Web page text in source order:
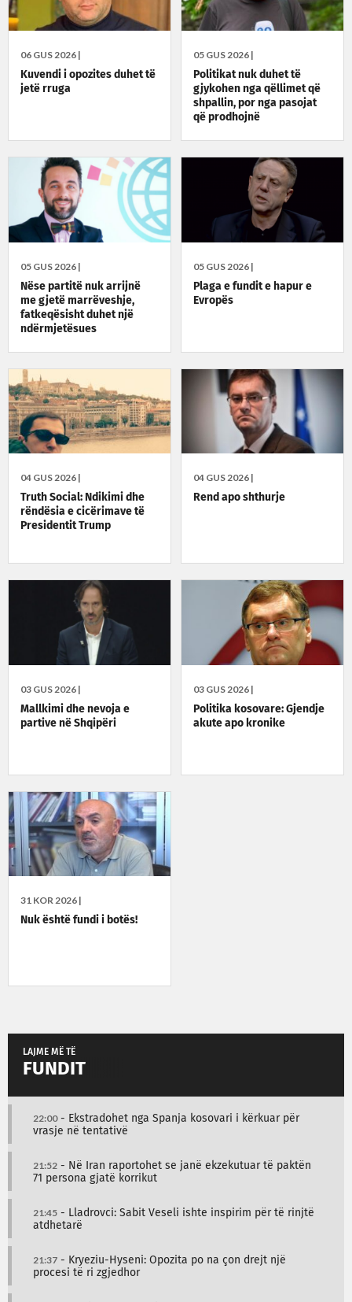
06 GUS 2026 |
Kuvendi i opozites duhet të
jetë rruga
05 GUS 2026 |
Politikat nuk duhet të
gjykohen nga qëllimet që
shpallin, por nga pasojat
që prodhojnë
05 GUS 2026 |
Nëse partitë nuk arrijnë
me gjetë marrëveshje,
fatkeqësisht duhet një
ndërmjetësues
05 GUS 2026 |
Plaga e fundit e hapur e
Evropës
04 GUS 2026 |
Truth Social: Ndikimi dhe
rëndësia e cicërimave të
Presidentit Trump
04 GUS 2026 |
Rend apo shthurje
03 GUS 2026 |
Mallkimi dhe nevoja e
partive në Shqipëri
03 GUS 2026 |
Politika kosovare: Gjendje
akute apo kronike
31 KOR 2026 |
Nuk është fundi i botës!
LAJME MË TË
FUNDIT
22:00- Ekstradohet nga Spanja kosovari i kërkuar për
vrasje në tentativë
21:52 - Në Iran raportohet se janë ekzekutuar të paktën
71 persona gjatë korrikut
21:45 - Lladrovci: Sabit Veseli ishte inspirim për të rinjtë
atdhetarë
21:37 - Kryeziu-Hyseni: Opozita po na çon drejt një
procesi të ri zgjedhor